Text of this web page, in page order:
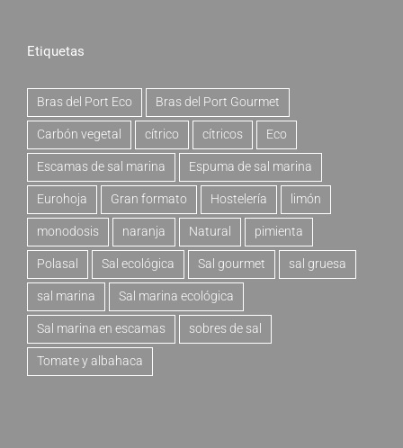
Etiquetas
Bras del Port Eco Bras del Port Gourmet
Carbón vegetal cítrico cítricos Eco
Escamas de sal marina Espuma de sal marina
Eurohoja Gran formato Hostelería limón
monodosis naranja Natural pimienta
Polasal Sal ecológica Sal gourmet sal gruesa
sal marina Sal marina ecológica
Sal marina en escamas sobres de sal
Tomate y albahaca